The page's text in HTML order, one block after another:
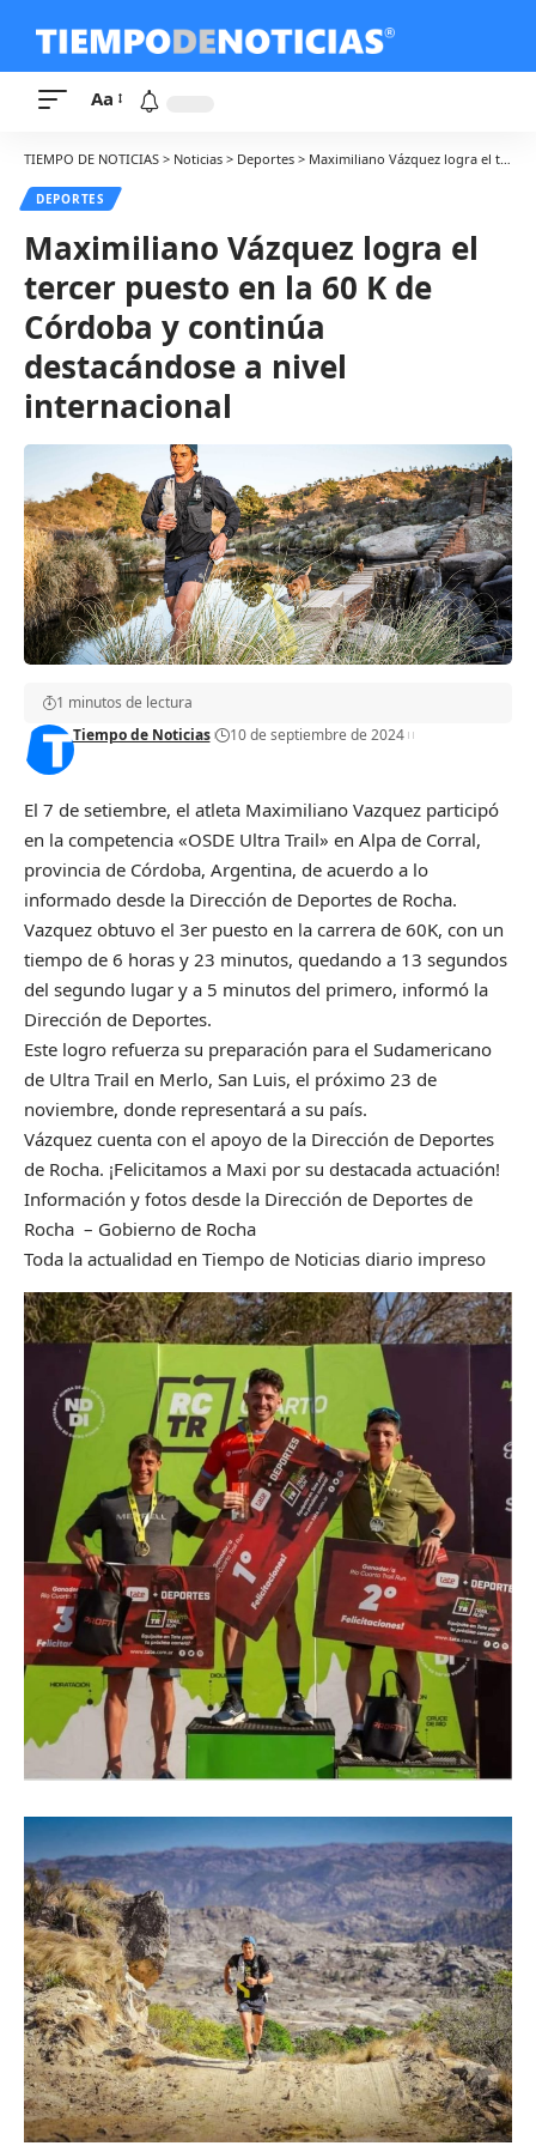
Aa
TIEMPO DE NOTICIAS > Noticias > Deportes > Maximiliano Vázquez logra el tercer puesto en la 60 K de Córdoba y continúa destacándose a nivel internacional
DEPORTES
Maximiliano Vázquez logra el
tercer puesto en la 60 K de
Córdoba y continúa
destacándose a nivel
internacional
Tiempo de Noticias 10 de septiembre de 2024
1 minutos de lectura
El 7 de setiembre, el atleta Maximiliano Vazquez participó
en la competencia «OSDE Ultra Trail» en Alpa de Corral,
provincia de Córdoba, Argentina, de acuerdo a lo
informado desde la Dirección de Deportes de Rocha.
Vazquez obtuvo el 3er puesto en la carrera de 60K, con un
tiempo de 6 horas y 23 minutos, quedando a 13 segundos
del segundo lugar y a 5 minutos del primero, informó la
Dirección de Deportes.
Este logro refuerza su preparación para el Sudamericano
de Ultra Trail en Merlo, San Luis, el próximo 23 de
noviembre, donde representará a su país.
Vázquez cuenta con el apoyo de la Dirección de Deportes
de Rocha. ¡Felicitamos a Maxi por su destacada actuación!
Información y fotos desde la Dirección de Deportes de
Rocha – Gobierno de Rocha
Toda la actualidad en Tiempo de Noticias diario impreso